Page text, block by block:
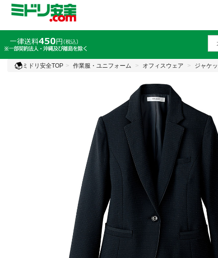
ミドリ安全TOP 作業服・ユニフォーム オフィスウェア ジャケ